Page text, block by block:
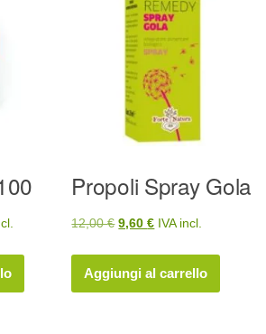
Propoli Spray Gola
12,00€ Il
originale
era:
9,60€Il
attuale
è:
IVA incl.
Aggiungi al carrello